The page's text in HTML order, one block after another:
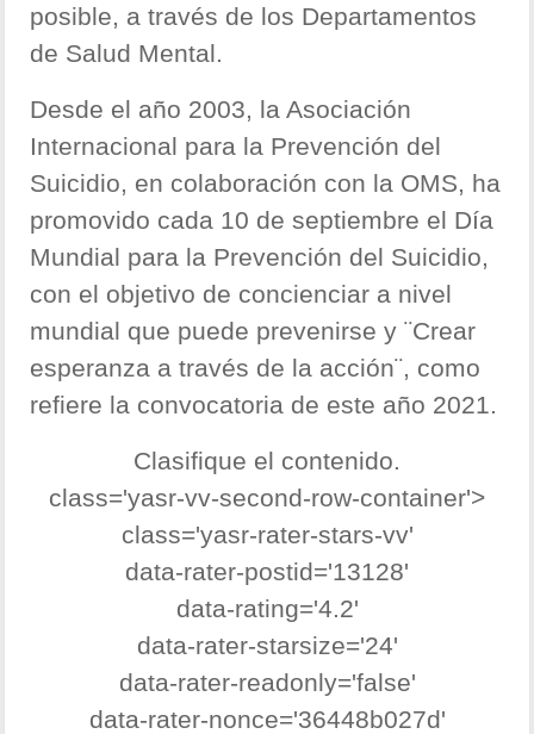
posible, a través de los Departamentos
de Salud Mental.
Desde el año 2003, la Asociación
Internacional para la Prevención del
Suicidio, en colaboración con la OMS, ha
promovido cada 10 de septiembre el Día
Mundial para la Prevención del Suicidio,
con el objetivo de concienciar a nivel
mundial que puede prevenirse y ¨Crear
esperanza a través de la acción¨, como
refiere la convocatoria de este año 2021.
Clasifique el contenido.
class='yasr-vv-second-row-container'>
class='yasr-rater-stars-vv'
data-rater-postid='13128'
data-rating='4.2'
data-rater-starsize='24'
data-rater-readonly='false'
data-rater-nonce='36448b027d'